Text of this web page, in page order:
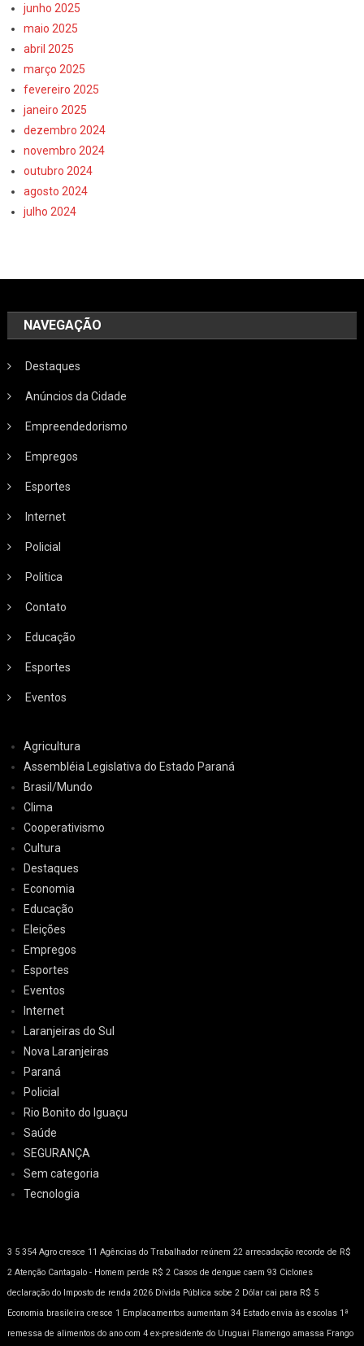
junho 2025
maio 2025
abril 2025
março 2025
fevereiro 2025
janeiro 2025
dezembro 2024
novembro 2024
outubro 2024
agosto 2024
julho 2024
NAVEGAÇÃO
Destaques
Anúncios da Cidade
Empreendedorismo
Empregos
Esportes
Internet
Policial
Politica
Contato
Educação
Esportes
Eventos
Agricultura
Assembléia Legislativa do Estado Paraná
Brasil/Mundo
Clima
Cooperativismo
Cultura
Destaques
Economia
Educação
Eleições
Empregos
Esportes
Eventos
Internet
Laranjeiras do Sul
Nova Laranjeiras
Paraná
Policial
Rio Bonito do Iguaçu
Saúde
SEGURANÇA
Sem categoria
Tecnologia
3 5 354 Agro cresce 11 Agências do Trabalhador reúnem 22 arrecadação recorde de R$
2 Atenção Cantagalo - Homem perde R$ 2 Casos de dengue caem 93 Ciclones
declaração do Imposto de renda 2026 Dívida Pública sobe 2 Dólar cai para R$ 5
Economia brasileira cresce 1 Emplacamentos aumentam 34 Estado envia às escolas 1ª
remessa de alimentos do ano com 4 ex-presidente do Uruguai Flamengo amassa Frango